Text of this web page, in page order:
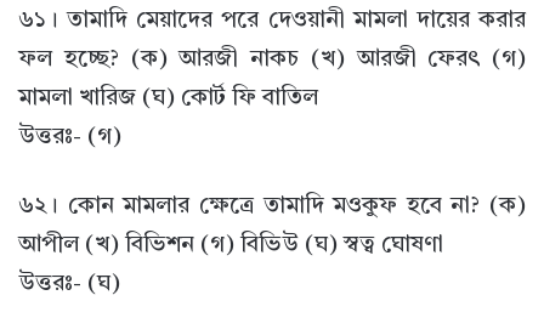
৬১। তামাদি মেয়াদের পরে দেওয়ানী মামলা দায়ের করার
ফল হচ্ছে? (ক) আরজী নাকচ (খ) আরজী ফেরৎ (গ)
মামলা খারিজ (ঘ) কোর্ট ফি বাতিল
উত্তরঃ- (গ)
৬২। কোন মামলার ক্ষেত্রে তামাদি মওকুফ হবে না? (ক)
আপীল (খ) বিভিশন (গ) বিভিউ (ঘ) স্বত্ব ঘোষণা
উত্তরঃ- (ঘ)